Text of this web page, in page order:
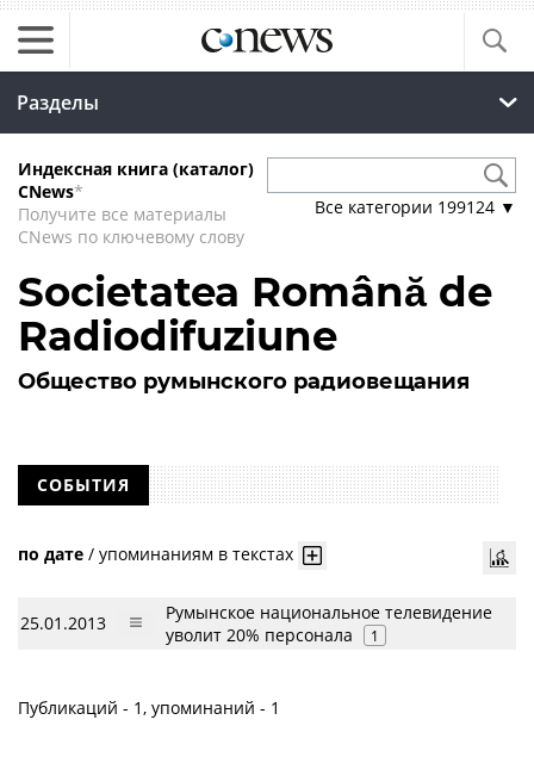
Разделы
Индексная книга (каталог)
CNews*
Получите все материалы
CNews по ключевому слову
Все категории 199124 ▼
Societatea Română de
Radiodifuziune
Общество румынского радиовещания
СОБЫТИЯ
по дате / упоминаниям в текстах
25.01.2013
Румынское национальное телевидение
уволит 20% персонала
1
Публикаций - 1, упоминаний - 1